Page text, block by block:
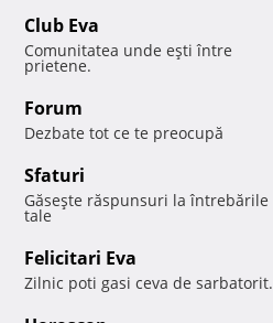
Club Eva
Comunitatea unde eşti între
prietene.
Forum
Dezbate tot ce te preocupă
Sfaturi
Găseşte răspunsuri la întrebările
tale
Felicitari Eva
Zilnic poti gasi ceva de sarbatorit.